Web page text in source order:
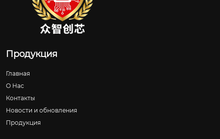
Продукция
Главная
О Нас
Контакты
Новости и обновления
Продукция